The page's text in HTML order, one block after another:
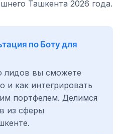
Ташкента 2026 года.
по Боту для
лидов вы сможете
и как интегрировать
портфелем. Делимся
из сферы